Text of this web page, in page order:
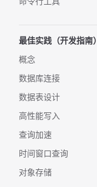
最佳实践（开发指南）
概念
数据库连接
数据表设计
高性能写入
查询加速
时间窗口查询
对象存储